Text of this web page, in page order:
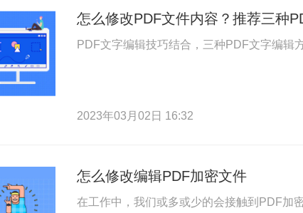
怎么修改PDF文件内容？推荐三种
PDF文字编辑技巧结合，三种PDF文字编辑
2023年03月02日 16:32
怎么修改编辑PDF加密文件
在工作中，我们或多或少的会接触到PDF加